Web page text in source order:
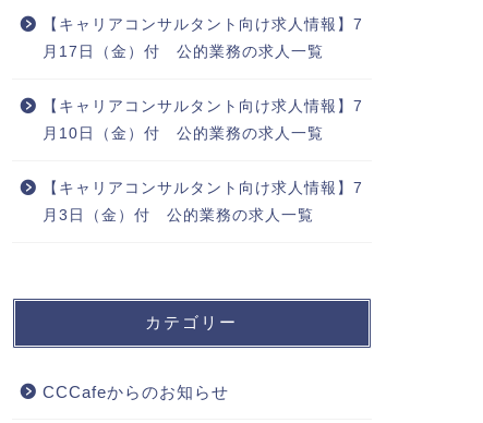
【キャリアコンサルタント向け求人情報】7
月17日（金）付 公的業務の求人一覧
【キャリアコンサルタント向け求人情報】7
月10日（金）付 公的業務の求人一覧
【キャリアコンサルタント向け求人情報】7
月3日（金）付 公的業務の求人一覧
カテゴリー
CCCafeからのお知らせ